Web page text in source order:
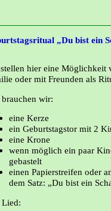
„Du bist ein
hier eine Möglichkeit
oder mit Freunden als
brauchen wir:
eine Kerze
ein Geburtstagstor mit 2
eine Krone
wenn möglich ein paar
gebastelt
einen Papierstreifen oder
dem Satz: „Du bist ein
Lied: